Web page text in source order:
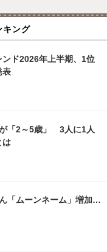
キング
ンド2026年上半期、1位
表
「2～5歳」 3人に1人
は
「ムーンネーム」増加…